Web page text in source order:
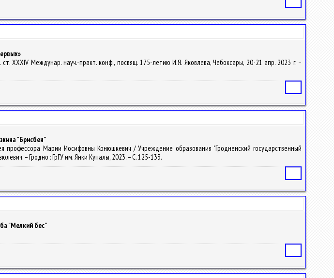
XXXIV Междунар. науч.-практ. конф., посвящ. 175-летию И.Я. Яковлева, Чебоксары, 20-21 апр. 2023 г. –
"Брисбен"
Марии Иосифовны Конюшкевич / Учреждение образования "Гродненский государственный
– Гродно : ГрГУ им. Янки Купалы, 2023. – С. 125-133.
"Мелкий бес"